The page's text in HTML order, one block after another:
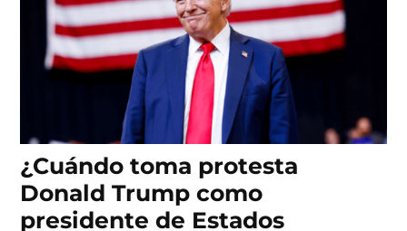
¿Cuándo toma protesta
Donald Trump como
presidente de Estados